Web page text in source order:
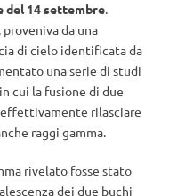
del 14 settembre.
proveniva da una
di cielo identificata da
una serie di studi
cui la fusione di due
effettivamente rilasciare
raggi gamma.
rivelato fosse stato
dei due buchi